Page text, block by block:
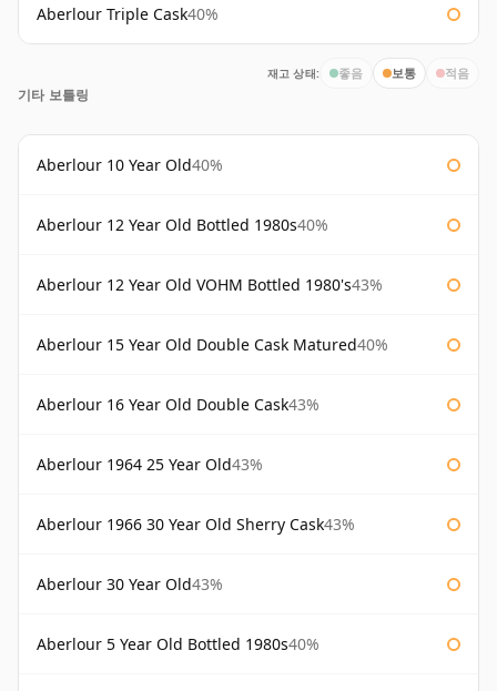
Aberlour Triple Cask40%
재고 상태: 좋음 보통 적음
기타 보틀링
Aberlour 10 Year Old40%
Aberlour 12 Year Old Bottled 1980s40%
Aberlour 12 Year Old VOHM Bottled 1980's43%
Aberlour 15 Year Old Double Cask Matured40%
Aberlour 16 Year Old Double Cask43%
Aberlour 1964 25 Year Old43%
Aberlour 1966 30 Year Old Sherry Cask43%
Aberlour 30 Year Old43%
Aberlour 5 Year Old Bottled 1980s40%